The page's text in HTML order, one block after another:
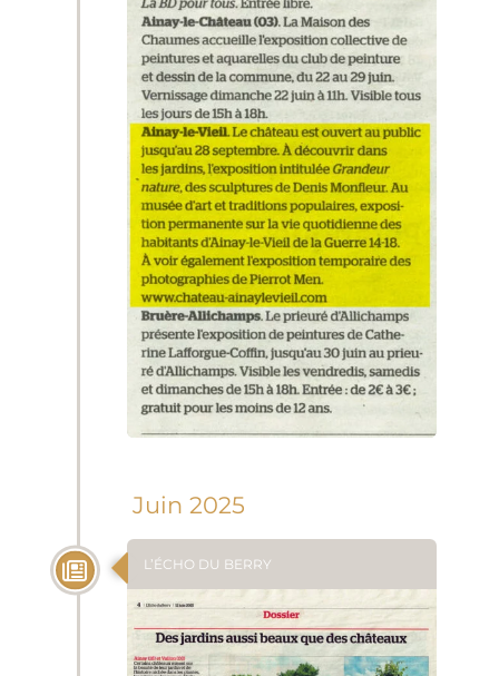
Juin 2025
L’ÉCHO DU BERRY